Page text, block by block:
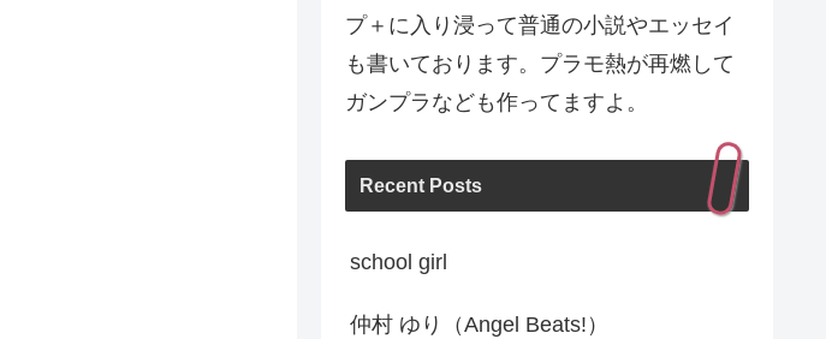
プ＋に入り浸って普通の小説やエッセイ
も書いております。プラモ熱が再燃して
ガンプラなども作ってますよ。
Recent Posts
school girl
仲村 ゆり（Angel Beats!）